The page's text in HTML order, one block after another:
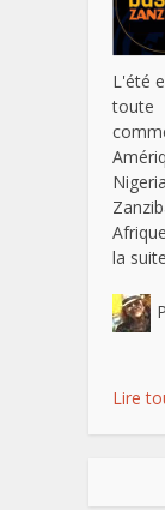
L'été
la
Lire